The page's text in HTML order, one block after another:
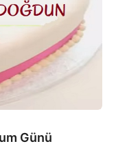
Günü